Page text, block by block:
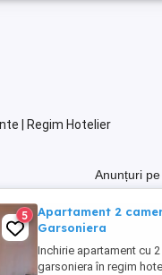
| Regim Hotelier
Anunțuri
5
Apartament 2
Garsoniera
Inchirie apartament cu
garsoniera în regim